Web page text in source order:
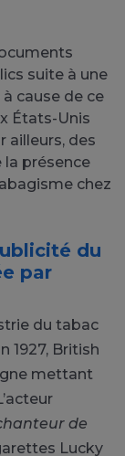
suite à une
cause de ce
États-Unis
ailleurs, des
présence
chez
du
par
du tabac
1927, British
mettant
de
Lucky